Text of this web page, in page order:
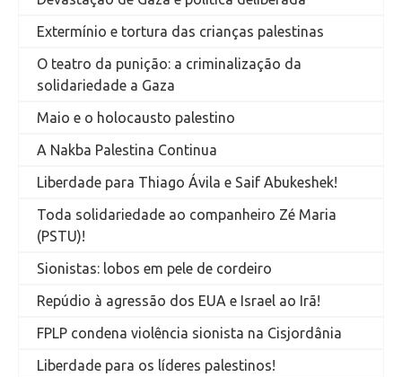
Extermínio e tortura das crianças palestinas
O teatro da punição: a criminalização da
solidariedade a Gaza
Maio e o holocausto palestino
A Nakba Palestina Continua
Liberdade para Thiago Ávila e Saif Abukeshek!
Toda solidariedade ao companheiro Zé Maria
(PSTU)!
Sionistas: lobos em pele de cordeiro
Repúdio à agressão dos EUA e Israel ao Irã!
FPLP condena violência sionista na Cisjordânia
Liberdade para os líderes palestinos!